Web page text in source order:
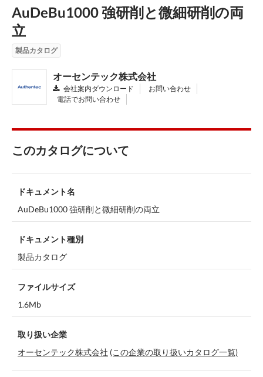
AuDeBu1000 強研削と微細研削の両
立
製品カタログ
オーセンテック株式会社
会社案内ダウンロード
お問い合わせ
電話でお問い合わせ
このカタログについて
ドキュメント名
AuDeBu1000 強研削と微細研削の両立
ドキュメント種別
製品カタログ
ファイルサイズ
1.6Mb
取り扱い企業
オーセンテック株式会社 (この企業の取り扱いカタログ一覧)